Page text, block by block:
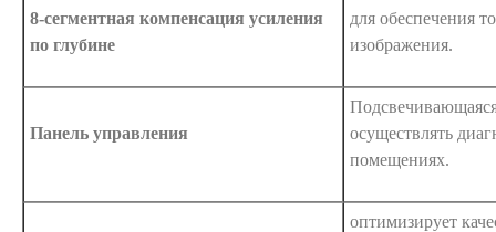
8-сегментная компенсация усиления
по глубине
для обеспечения
изображения.
Панель управления
осуществлять
помещениях.
оптимизирует